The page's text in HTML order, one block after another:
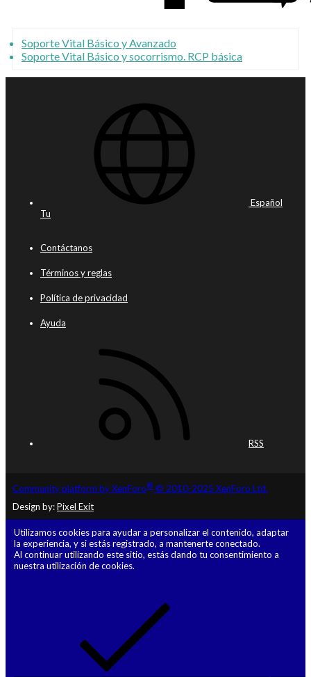
Soporte Vital Básico y Avanzado
Soporte Vital Básico y socorrismo. RCP básica
Español
Tu
Contáctanos
Términos y reglas
Política de privacidad
Ayuda
RSS
Community platform by XenForo® © 2010-2025 XenForo Ltd.
Design by:Pixel Exit
Utilizamos cookies para ayudar a personalizar el contenido, adaptar
la experiencia, y si estás registrado, a mantenerte conectado.
Al continuar utilizando este sitio, estás dando tu consentimiento a
nuestra utilización de cookies.